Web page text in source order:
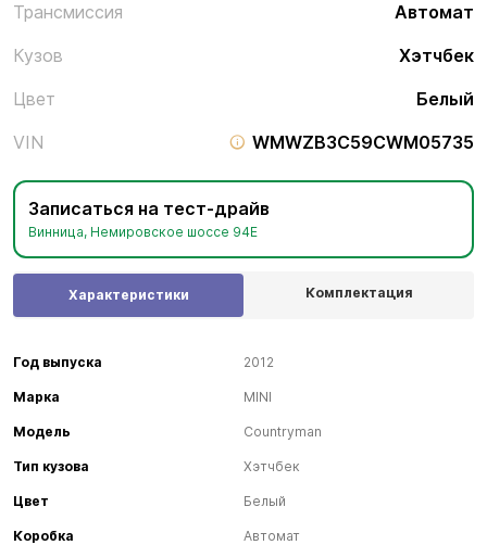
Трансмиссия
Автомат
Кузов
Хэтчбек
Цвет
Белый
VIN
WMWZB3C59CWM05735
Записаться на тест-драйв
Винница, Немировское шоссе 94Е
Характеристики Комплектация
Год выпуска 2012
Марка MINI
Модель Countryman
Тип кузова Хэтчбек
Цвет Белый
Коробка Автомат